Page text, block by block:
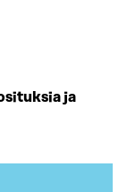
ja